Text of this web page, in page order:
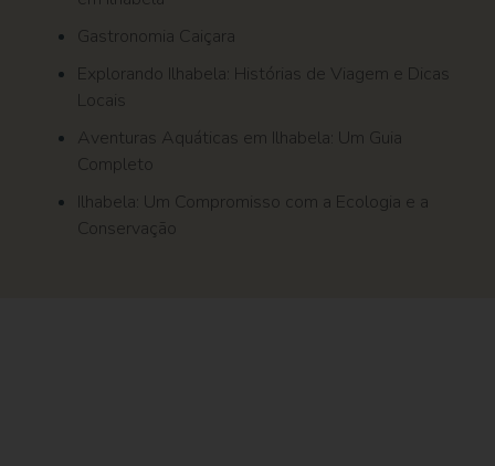
Gastronomia Caiçara
Explorando Ilhabela: Histórias de Viagem e Dicas
Locais
Aventuras Aquáticas em Ilhabela: Um Guia
Completo
Ilhabela: Um Compromisso com a Ecologia e a
Conservação